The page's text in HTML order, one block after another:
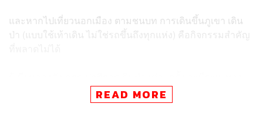
และหากไปเที่ยวนอกเมือง ตามชนบท การเดินขึ้นภูเขา เดิน
ป่า (แบบใช้เท้าเดิน ไม่ใช่รถขึ้นถึงทุกแห่ง) คือกิจกรรมสำคัญ
ประมาณวันละ 5-10 กิโลเมตร ไม่ต่างจากเราเดินช้อปปิ้งใน
ห้างสรรพสินค้า แต่ความสะดวกสบายต่างกัน บรรยากาศ
READ MORE